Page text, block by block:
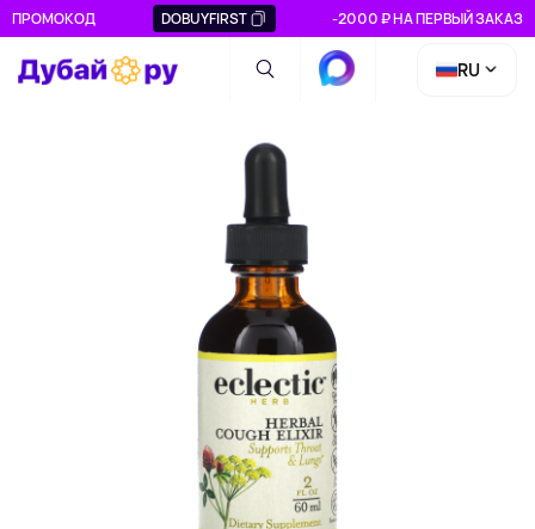
ПРОМОКОД DOBUYFIRST -2000 ₽ НА ПЕРВЫЙ ЗАКАЗ
RU